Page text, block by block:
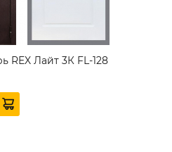
REX Лайт 3К FL-128